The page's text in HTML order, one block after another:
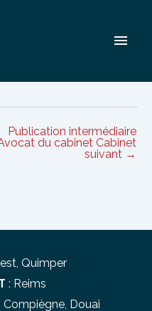
Cabinets:
Publication intermédiaire
du cabinet Cabinet
suivant →
, Quimper
: Reims
Compiègne, Douai